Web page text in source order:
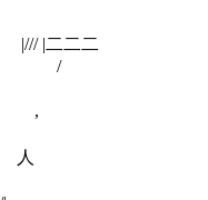
/
二二
:/ /
::/ ,
人